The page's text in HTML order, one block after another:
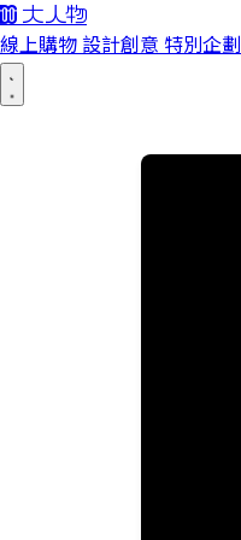
線上購物 設計創意 特別企劃